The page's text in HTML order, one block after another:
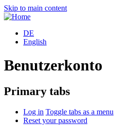
Skip to main content
DE
English
Benutzerkonto
Primary tabs
Log in Toggle tabs as a menu
Reset your password